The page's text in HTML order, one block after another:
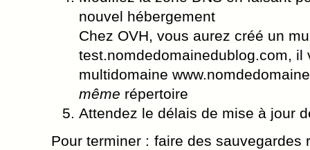
nouvel hébergement
Chez OVH, vous aurez créé un
test.nomdedomainedublog.com, il
multidomaine
même répertoire
Attendez le délais de mise à jour
Pour terminer : faire des sauvegardes